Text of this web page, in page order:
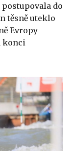
do
těsně uteklo
Evropy
konci